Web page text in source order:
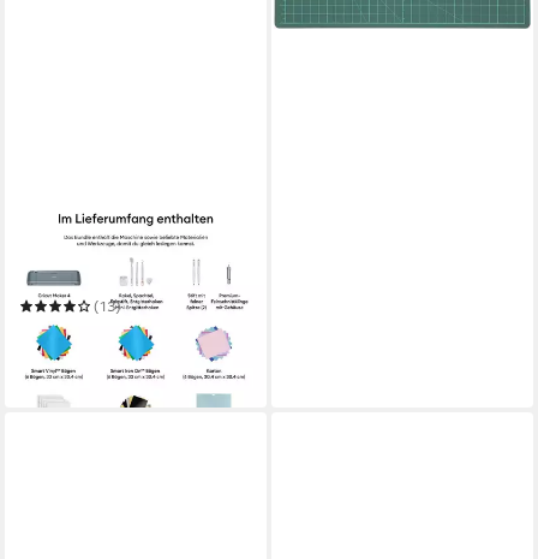
CRICUT
Schneideplotter Maker™ 4 +
Essentials-Bundle
(13)
ab 399,00 € UVP 499,99 €
-20%
lieferbar in 3 Wochen